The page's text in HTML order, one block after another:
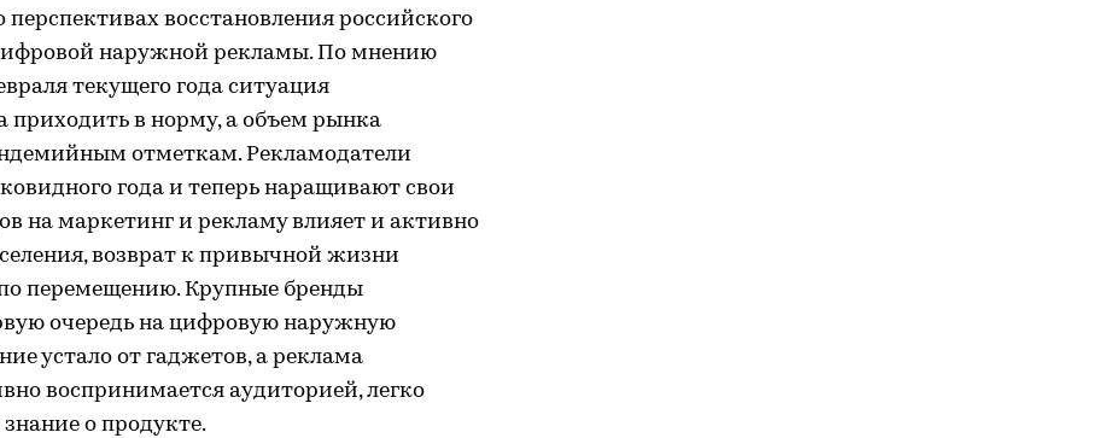
восстановления российского
наружной рекламы. По мнению
текущего года ситуация
приходить в норму, а объем рынка
отметкам. Рекламодатели
года и теперь наращивают свои
на маркетинг и рекламу влияет и активно
возврат к привычной жизни
перемещению. Крупные бренды
очередь на цифровую наружную
устало от гаджетов, а реклама
воспринимается аудиторией, легко
о продукте.